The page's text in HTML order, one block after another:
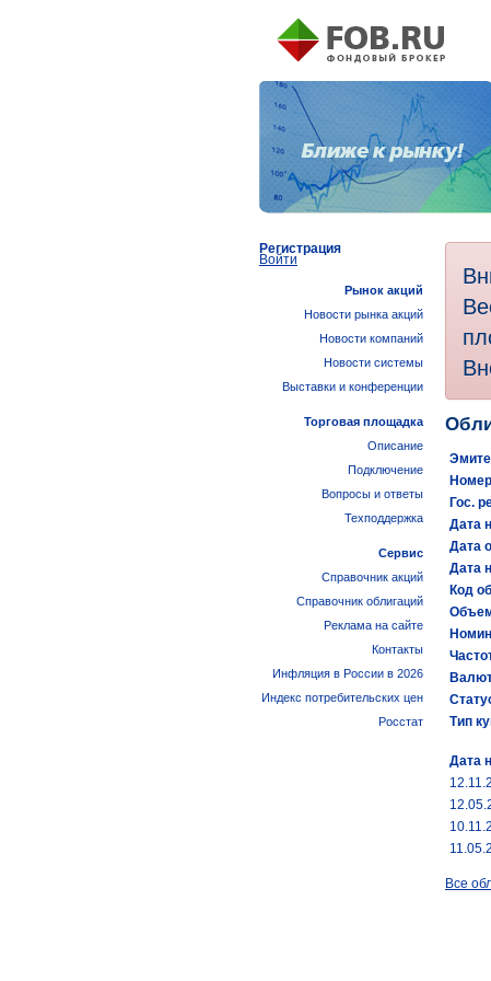
Гос.
Дата
Дата
Дата
Код
Тип
Дата
Все
Регистрация
Войти
Рынок акций
Новости рынка акций
Новости компаний
Новости системы
Выставки и конференции
Торговая площадка
Описание
Подключение
Вопросы и ответы
Техподдержка
Сервис
Справочник акций
Справочник облигаций
Реклама на сайте
Контакты
Инфляция в России в 2026
Индекс потребительских цен
Росстат